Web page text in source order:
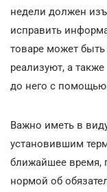
недели должен
исправить
товаре может быть
реализуют, а
до него с помощью
Важно иметь в
установившим
ближайшее время,
нормой об